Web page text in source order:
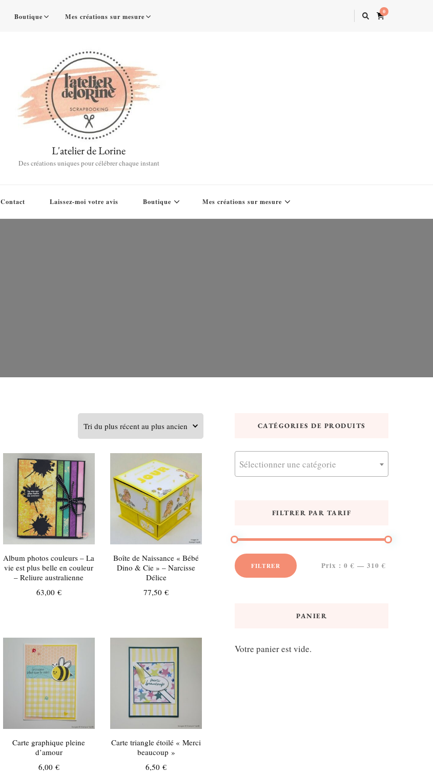
Boutique Mes créations sur mesure
0
L'atelier de Lorine
Des créations uniques pour célébrer chaque instant
Contact Laissez-moi votre avis Boutique Mes créations sur mesure
Album photos couleurs – La
vie est plus belle en couleur
– Reliure australienne
63,00 €
Boîte de Naissance « Bébé
Dino & Cie » – Narcisse
Délice
77,50€
Carte graphique pleine
d’amour
6,00 €
Carte triangle étoilé « Merci
beaucoup »
6,50€
CATÉGORIES DE PRODUITS
Sélectionner une catégorie
FILTRER PAR TARIF
FILTRER Prix : 0 € — 310 €
PANIER
Votre panier est vide.